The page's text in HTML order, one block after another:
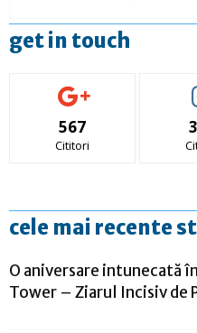
get in touch
567
Cititori
cele mai recente
O aniversare intunecată
Tower – Ziarul Incisiv de